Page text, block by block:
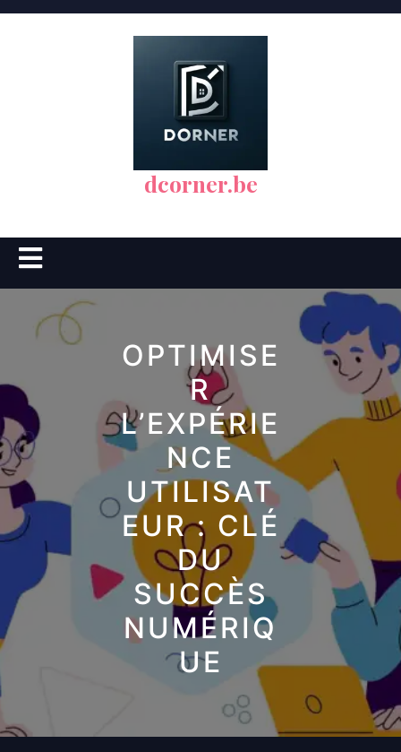
dcorner.be
Open
Button
OPTIMISE
R
L’EXPÉRIE
NCE
UTILISAT
EUR : CLÉ
DU
SUCCÈS
NUMÉRIQ
UE